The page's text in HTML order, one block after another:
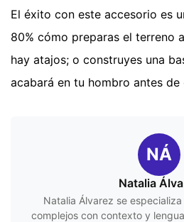
El éxito con este accesorio es
80% cómo preparas el terreno
hay atajos; o construyes una
acabará en tu hombro antes de
NÁ
Natalia
Natalia Álvarez se
complejos con contexto y